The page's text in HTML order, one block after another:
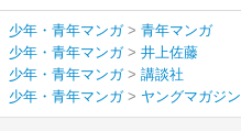
少年・青年マンガ> 青年マンガ
少年・青年マンガ> 井上佐藤
少年・青年マンガ> 講談社
少年・青年マンガ> ヤングマガジン